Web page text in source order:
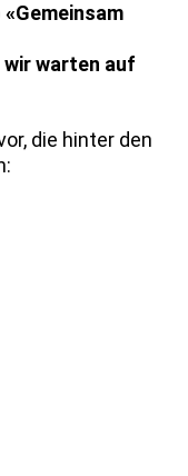
wir warten auf
die hinter den